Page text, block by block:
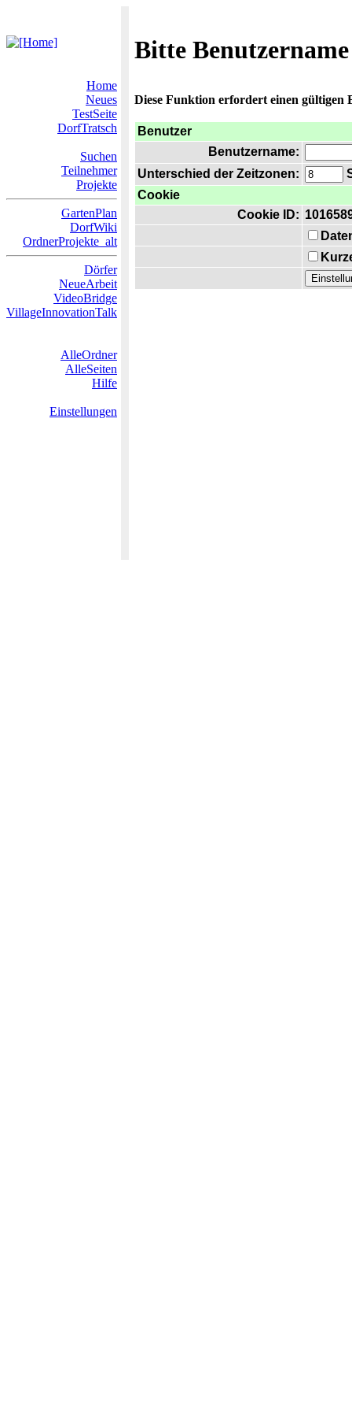
Bitte
Home
Neues
TestSeite
DorfTratsch
Suchen
Teilnehmer
Projekte
GartenPlan
DorfWiki
OrdnerProjekte_alt
Dörfer
NeueArbeit
VideoBridge
VillageInnovationTalk
AlleOrdner
AlleSeiten
Hilfe
Einstellungen
Diese Funktion erfordert einen gültigen
Benutzer
Benutzername:
Unterschied der Zeitzonen:
Cookie
Cookie ID: